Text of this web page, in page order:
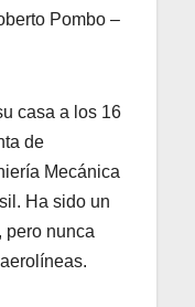
Pombo –
casa a los 16
de
Mecánica
Ha sido un
pero nunca